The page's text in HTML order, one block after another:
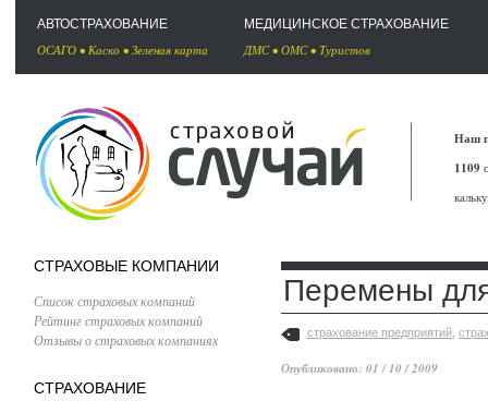
АВТОСТРАХОВАНИЕ
ОСАГО • Каско • Зеленая карта
МЕДИЦИНСКОЕ СТРАХОВАНИЕ
ДМС• ОМС• Туристов
Наш
1109
СТРАХОВЫЕ КОМПАНИИ
Список страховых компаний
Рейтинг страховых компаний
Отзывы о страховых компаниях
СТРАХОВАНИЕ
Перемены
страхование предприятий
Опубликовано: 01 / 10 / 2009